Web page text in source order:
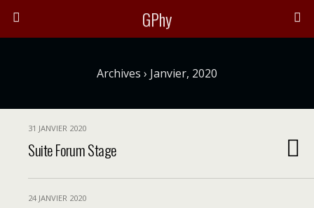
GPhy
Archives › Janvier, 2020
31 JANVIER 2020
Suite Forum Stage
24 JANVIER 2020